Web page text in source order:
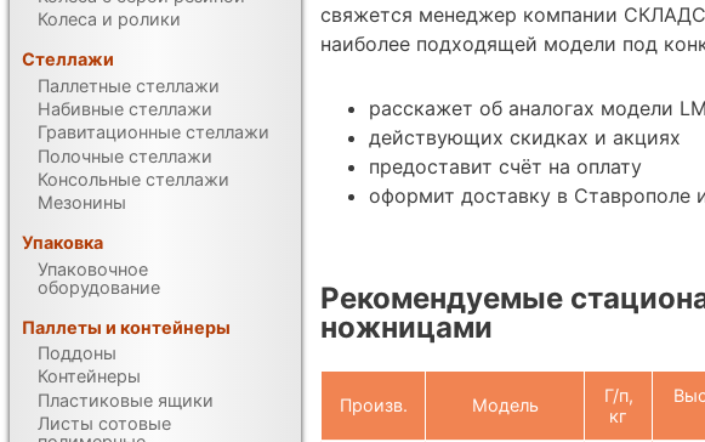
свяжется менеджер компании
наиболее подходящей модели под
расскажет об аналогах модели
действующих скидках и акциях
предоставит счёт на оплату
оформит доставку в Ставрополе
Рекомендуемые
ножницами
Произв. Модель
Г/п,
кг
Колеса и ролики
Стеллажи
Паллетные стеллажи
Набивные стеллажи
Гравитационные стеллажи
Полочные стеллажи
Консольные стеллажи
Мезонины
Упаковка
Упаковочное
оборудование
Паллеты и контейнеры
Поддоны
Контейнеры
Пластиковые ящики
Листы сотовые